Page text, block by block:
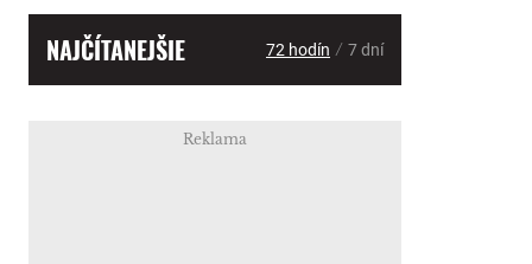
NAJČÍTANEJŠIE 72 hodín / 7 dní
Reklama